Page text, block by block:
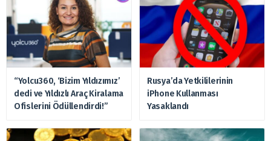
“Yolcu360, ‘Bizim Yıldızımız’
dedi ve Yıldızlı Araç Kiralama
Ofislerini Ödüllendirdi!”
Rusya’da Yetkililerinin
iPhone Kullanması
Yasaklandı